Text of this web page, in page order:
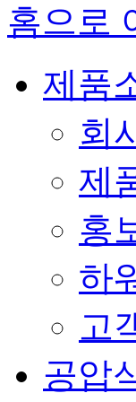
홈으로
제품
회
제
홍
하
고
공압